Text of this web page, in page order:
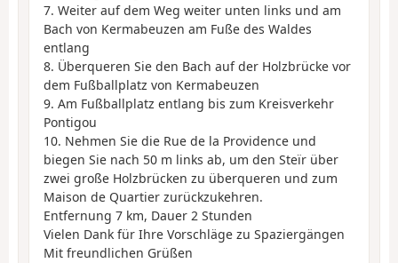
7. Weiter auf dem Weg weiter unten links und am
Bach von Kermabeuzen am Fuße des Waldes
entlang
8. Überqueren Sie den Bach auf der Holzbrücke vor
dem Fußballplatz von Kermabeuzen
9. Am Fußballplatz entlang bis zum Kreisverkehr
Pontigou
10. Nehmen Sie die Rue de la Providence und
biegen Sie nach 50 m links ab, um den Steïr über
zwei große Holzbrücken zu überqueren und zum
Maison de Quartier zurückzukehren.
Entfernung 7 km, Dauer 2 Stunden
Vielen Dank für Ihre Vorschläge zu Spaziergängen
Mit freundlichen Grüßen